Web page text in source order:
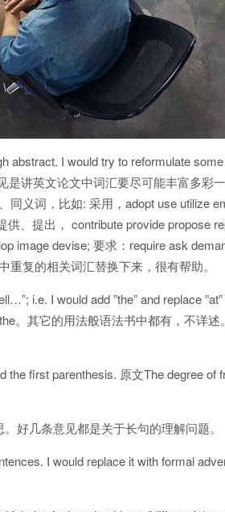
abstract. I would try to reformulate
是讲英文论文中词汇要尽可能丰富多彩
义词，比如: 采用，adopt use utilize
、提出， contribute provide propose
image devise; 要求：require ask
复的相关词汇替换下来，很有帮助。
i.e. I would add ”the” and replace
。其它的用法般语法书中都有，不详述
the first parenthesis. 原文The degree of
好几条意见都是关于长句的理解问题。
I would replace it with formal